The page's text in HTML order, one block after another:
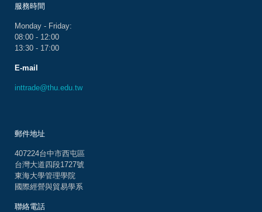
服務時間
Monday - Friday:
08:00 - 12:00
13:30 - 17:00
E-mail
inttrade@thu.edu.tw
郵件地址
407224台中市西屯區
台灣大道四段1727號
東海大學管理學院
國際經營與貿易學系
聯絡電話